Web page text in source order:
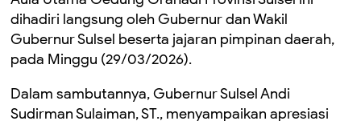
dihadiri langsung oleh Gubernur dan Wakil
Gubernur Sulsel beserta jajaran pimpinan daerah,
pada Minggu (29/03/2026).
Dalam sambutannya, Gubernur Sulsel Andi
Sudirman Sulaiman, ST., menyampaikan apresiasi